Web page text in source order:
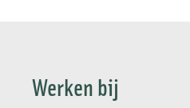
Werken bij